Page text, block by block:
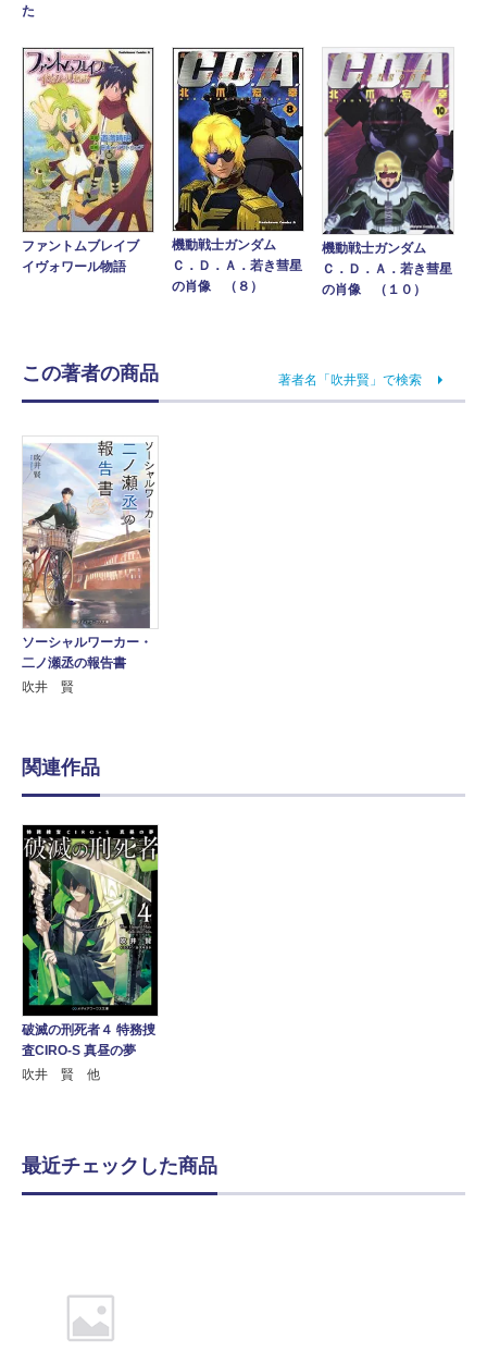
た
ファントムブレイブ
イヴォワール物語
機動戦士ガンダム
Ｃ．Ｄ．Ａ．若き彗星
の肖像 （８）
機動戦士ガンダム
Ｃ．Ｄ．Ａ．若き彗星
の肖像 （１０）
この著者の商品 著者名「吹井賢」で検索
ソーシャルワーカー・
二ノ瀬丞の報告書
吹井 賢
関連作品
破滅の刑死者４ 特務捜
査CIRO-S 真昼の夢
吹井 賢 他
最近チェックした商品